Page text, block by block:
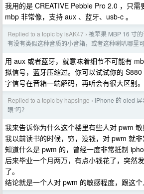
我用的是 CREATIVE Pebble Pro 2.0 ，只
mbp 非常像，支持 aux 、蓝牙、usb-c 。
Replied to a topic by isAK47 › 被苹果 MBP 16 寸的
有没有类似这种音质的小音箱，或者这种喇叭哪里
用 aux 或者蓝牙，就意味着细节不可能有
拟信号，蓝牙压缩过。你可以试试你的
字信号在音箱一端解码，再听会有很大区别。
Replied to a topic by hapsinge › iPhone 的 oled 屏
眼”吗？
我来告诉你为什么这个楼里有些人对 pwm 敏
我以前读书的时候，穷，没钱，对 pwm 就
知道什么是 pwm 的，曾经一度非常抵制
后来毕业一个月两万，有点小钱花了，突然
了。
结论就是一个人对 pwm 的敏感程度，跟这个